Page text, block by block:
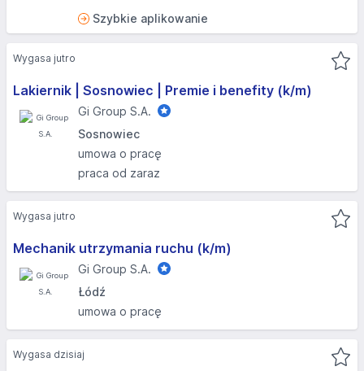
Szybkie aplikowanie
Lakiernik | Sosnowiec | Premie i benefity (k/m)
Gi Group S.A.
Sosnowiec
umowa o pracę
praca od zaraz
Wygasa jutro
Mechanik utrzymania ruchu (k/m)
Gi Group S.A.
Łódź
umowa o pracę
Wygasa jutro
Wygasa dzisiaj